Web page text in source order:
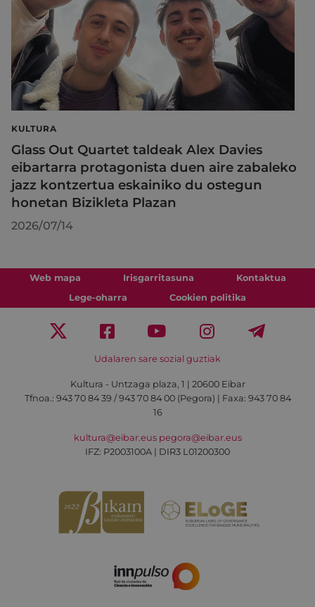
KULTURA
Glass Out Quartet taldeak Alex Davies
eibartarra protagonista duen aire zabaleko
jazz kontzertua eskainiko du ostegun
honetan Bizikleta Plazan
2026/07/14
Web mapa Irisgarritasuna
Kontaktua
Lege-oharra
Cookien politika
Udalaren sare sozial guztiak
Kultura - Untzaga plaza, 1 | 20600 Eibar
Tfnoa.: 943 70 84 39 / 943 70 84 00 (Pegora) | Faxa: 943 70 84
16
kultura@eibar.eus pegora@eibar.eus
IFZ: P2003100A | DIR3 L01200300